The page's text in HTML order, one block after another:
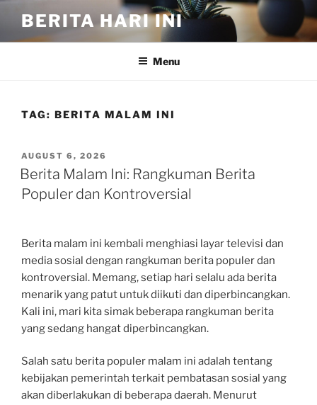
content
BERITA HARI INI
Menu
TAG: BERITA MALAM INI
POSTED
ON
AUGUST 6, 2026
Berita Malam Ini: Rangkuman Berita
Populer dan Kontroversial
Berita malam ini kembali menghiasi layar televisi dan
media sosial dengan rangkuman berita populer dan
kontroversial. Memang, setiap hari selalu ada berita
menarik yang patut untuk diikuti dan diperbincangkan.
Kali ini, mari kita simak beberapa rangkuman berita
yang sedang hangat diperbincangkan.
Salah satu berita populer malam ini adalah tentang
kebijakan pemerintah terkait pembatasan sosial yang
akan diberlakukan di beberapa daerah. Menurut